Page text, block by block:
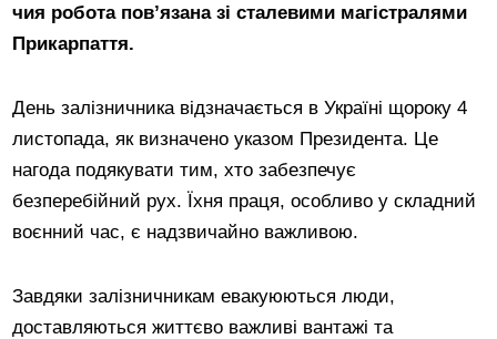
чия робота пов’язана зі сталевими магістралями
Прикарпаття.
День залізничника відзначається в Україні щороку 4
листопада, як визначено указом Президента. Це
нагода подякувати тим, хто забезпечує
безперебійний рух. Їхня праця, особливо у складний
воєнний час, є надзвичайно важливою.
Завдяки залізничникам евакуюються люди,
доставляються життєво важливі вантажі та